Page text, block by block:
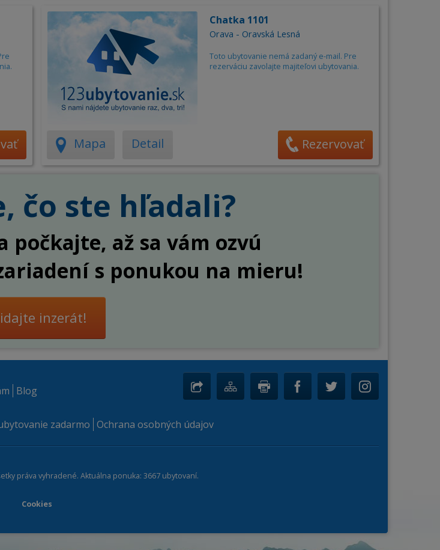
Chatka 1101
Orava - Oravská Lesná
Toto ubytovanie nemá zadaný e-mail. Pre
rezerváciu zavolajte majiteľovi ubytovania.
Mapa Detail Rezervovať
čo ste hľadali?
až sa vám ozvú
s ponukou na mieru!
inzerát!
Blog
zadarmo Ochrana osobných údajov
práva vyhradené. Aktuálna ponuka: 3667 ubytovaní.
Cookies